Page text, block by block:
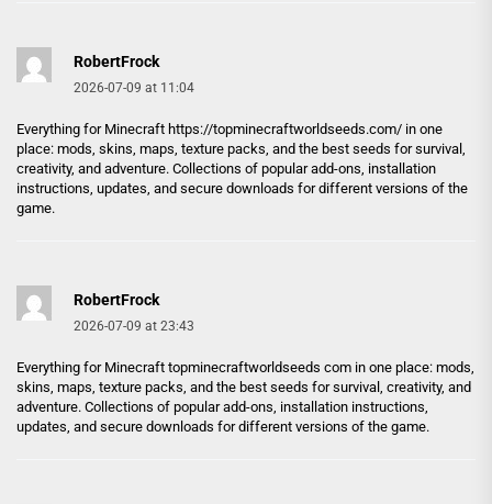
RobertFrock
2026-07-09 at 11:04
Everything for Minecraft https://topminecraftworldseeds.com/ in one
place: mods, skins, maps, texture packs, and the best seeds for survival,
creativity, and adventure. Collections of popular add-ons, installation
instructions, updates, and secure downloads for different versions of the
game.
RobertFrock
2026-07-09 at 23:43
Everything for Minecraft topminecraftworldseeds com in one place: mods,
skins, maps, texture packs, and the best seeds for survival, creativity, and
adventure. Collections of popular add-ons, installation instructions,
updates, and secure downloads for different versions of the game.